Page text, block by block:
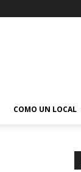
COMO UN LOCAL